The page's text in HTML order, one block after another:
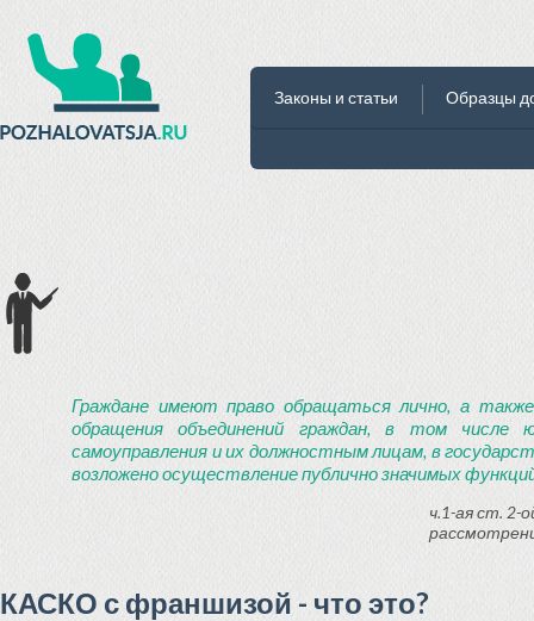
Законы и статьи Образцы
Граждане имеют право обращаться лично, а
обращения объединений граждан, в том числе
самоуправления и их должностным лицам, в
возложено осуществление публично значимых
ч.1-ая ст. 2-
КАСКО с франшизой - что это?